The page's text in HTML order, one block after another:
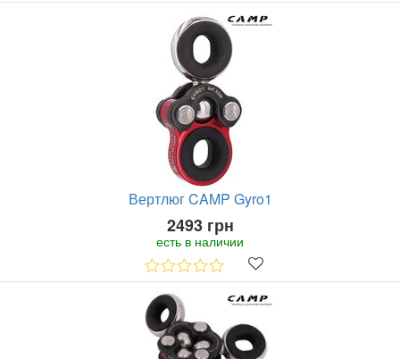
Вертлюг CAMP Gyro1
2493 грн
есть в наличии